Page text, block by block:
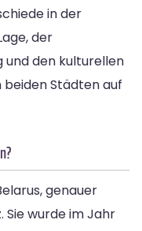
in der
der
und den kulturellen
beiden Städten auf
genauer
Sie wurde im Jahr